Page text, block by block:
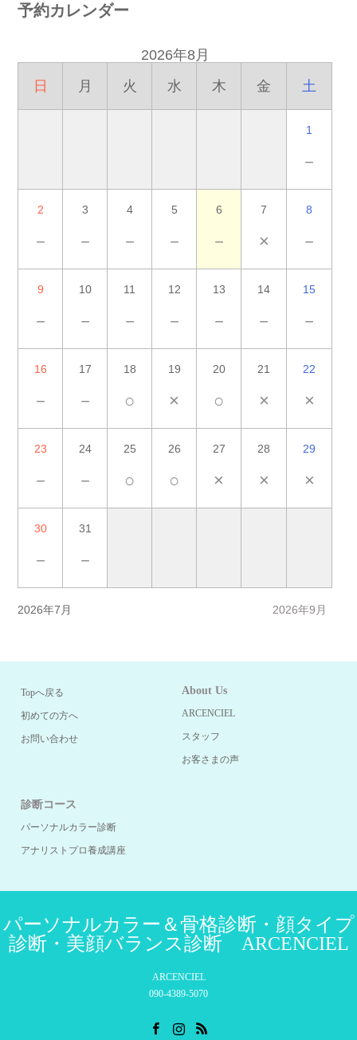
予約カレンダー
2026年8月
日
月 火 水 木 金 土
1
－
2
－
3
－
4
－
5
－
6
－
7
×
8
－
9
－
10
－
11
－
12
－
13
－
14
－
15
－
16
－
17
－
18
○
19
×
20
○
21
×
22
×
23
－
24
－
25
○
26
○
27
×
28
×
29
×
30
－
31
－
2026年7月 2026年9月
Topへ戻る
初めての方へ
お問い合わせ
About Us
ARCENCIEL
スタッフ
お客さまの声
診断コース
パーソナルカラー診断
アナリストプロ養成講座
パーソナルカラー＆骨格診断・顔タイプ
診断・美顔バランス診断 ARCENCIEL
ARCENCIEL
090-4389-5070